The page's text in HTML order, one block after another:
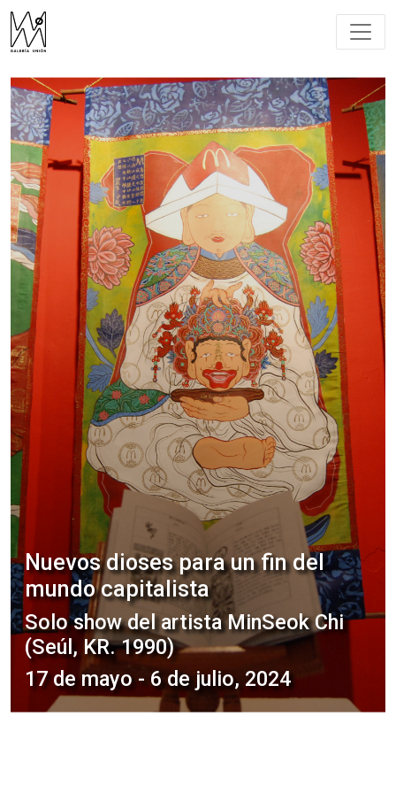
Nuevos dioses para un fin del
mundo capitalista
Solo show del artista MinSeok Chi
(Seúl, KR. 1990)
17 de mayo - 6 de julio, 2024
WEAK
Solo show del artista Gabriel
Lengeling (Gto., Mx. 1996)
hasta el 2 de noviembre, 2024
Semana del Arte en Ciudad de
México